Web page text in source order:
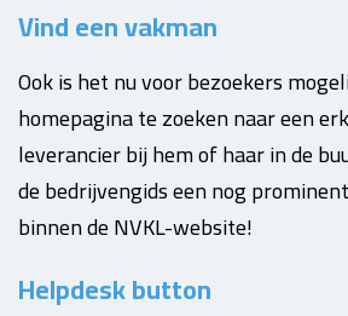
Vind een vakman
Ook is het nu voor bezoekers
homepagina te zoeken naar een
leverancier bij hem of haar in de
de bedrijvengids een nog
binnen de NVKL-website!
Helpdesk button